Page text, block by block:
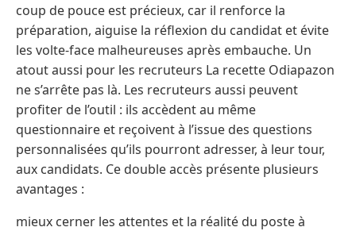
coup de pouce est précieux, car il renforce la
préparation, aiguise la réflexion du candidat et évite
les volte-face malheureuses après embauche. Un
atout aussi pour les recruteurs La recette Odiapazon
ne s’arrête pas là. Les recruteurs aussi peuvent
profiter de l’outil : ils accèdent au même
questionnaire et reçoivent à l’issue des questions
personnalisées qu’ils pourront adresser, à leur tour,
aux candidats. Ce double accès présente plusieurs
avantages :
mieux cerner les attentes et la réalité du poste à